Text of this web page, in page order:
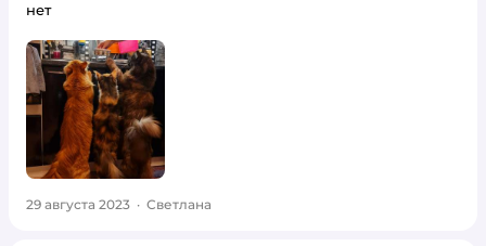
нет
29 августа 2023 · Светлана